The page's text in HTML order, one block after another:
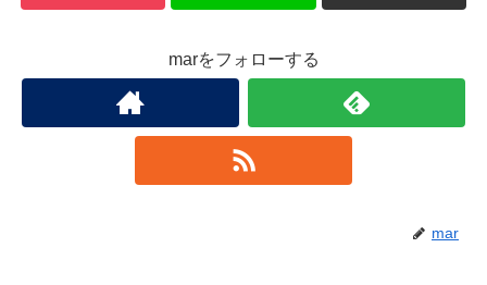
marをフォローする
mar